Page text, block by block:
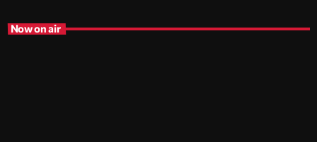
Now on air